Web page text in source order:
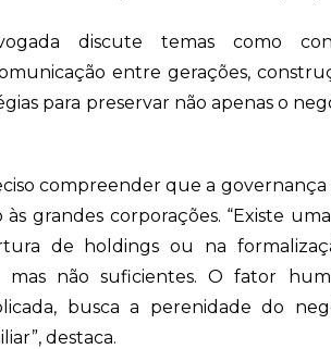
discute temas como
entre gerações,
para preservar não apenas o
compreender que a governança
grandes corporações. “Existe
de holdings ou na
mas não suficientes. O fator
busca a perenidade do
destaca.